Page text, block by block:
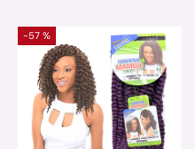
-57 %